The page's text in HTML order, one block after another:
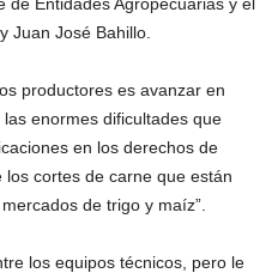
Juan José Bahillo.
productores es avanzar en
enormes dificultades que
en los derechos de
cortes de carne que están
de trigo y maíz”.
los equipos técnicos, pero le